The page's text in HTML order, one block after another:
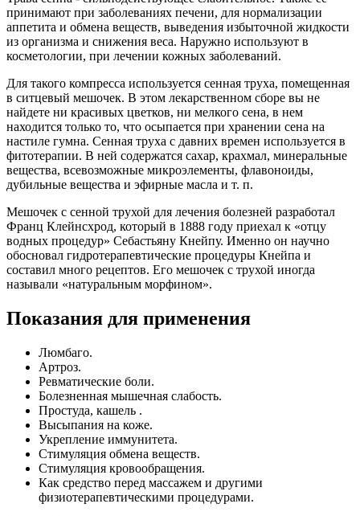
принимают при заболеваниях печени, для нормализации
аппетита и обмена веществ, выведения избыточной жидкости
из организма и снижения веса. Наружно используют в
косметологии, при лечении кожных заболеваний.
Для такого компресса используется сенная труха, помещенная
в ситцевый мешочек. В этом лекарственном сборе вы не
найдете ни красивых цветков, ни мелкого сена, в нем
находится только то, что осыпается при хранении сена на
настиле гумна. Сенная труха с давних времен используется в
фитотерапии. В ней содержатся сахар, крахмал, минеральные
вещества, всевозможные микроэлементы, флавоноиды,
дубильные вещества и эфирные масла и т. п.
Мешочек с сенной трухой для лечения болезней разработал
Франц Клейнсхрод, который в 1888 году приехал к «отцу
водных процедур» Себастьяну Кнейпу. Именно он научно
обосновал гидротерапевтические процедуры Кнейпа и
составил много рецептов. Его мешочек с трухой иногда
называли «натуральным морфином».
Показания для применения
Люмбаго.
Артроз.
Ревматические боли.
Болезненная мышечная слабость.
Простуда, кашель .
Высыпания на коже.
Укрепление иммунитета.
Стимуляция обмена веществ.
Стимуляция кровообращения.
Как средство перед массажем и другими
физиотерапевтическими процедурами.